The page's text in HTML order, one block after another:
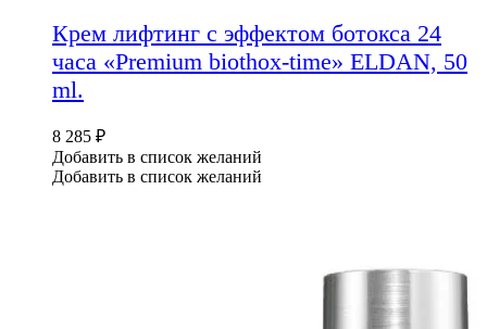
Крем лифтинг c эффектом ботокса 24
часа «Premium biothox-time» ELDAN, 50
ml.
8 285 ₽
Добавить в список желаний
Добавить в список желаний